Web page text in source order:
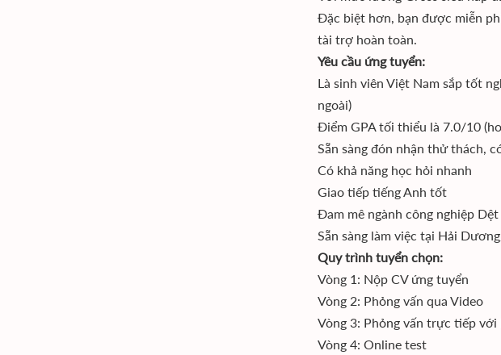
Đặc biệt hơn, bạn được miễn
tài trợ hoàn toàn.
Yêu cầu ứng tuyển:
Là sinh viên Việt Nam sắp tốt
ngoài)
Điểm GPA tối thiểu là 7.0/10
Sẵn sàng đón nhận thử thách,
Có khả năng học hỏi nhanh
Giao tiếp tiếng Anh tốt
Đam mê ngành công nghiệp Dệt
Sẵn sàng làm việc tại Hải
Quy trình tuyển chọn:
Vòng 1: Nộp CV ứng tuyển
Vòng 2: Phỏng vấn qua Video
Vòng 3: Phỏng vấn trực tiếp
Vòng 4: Online test